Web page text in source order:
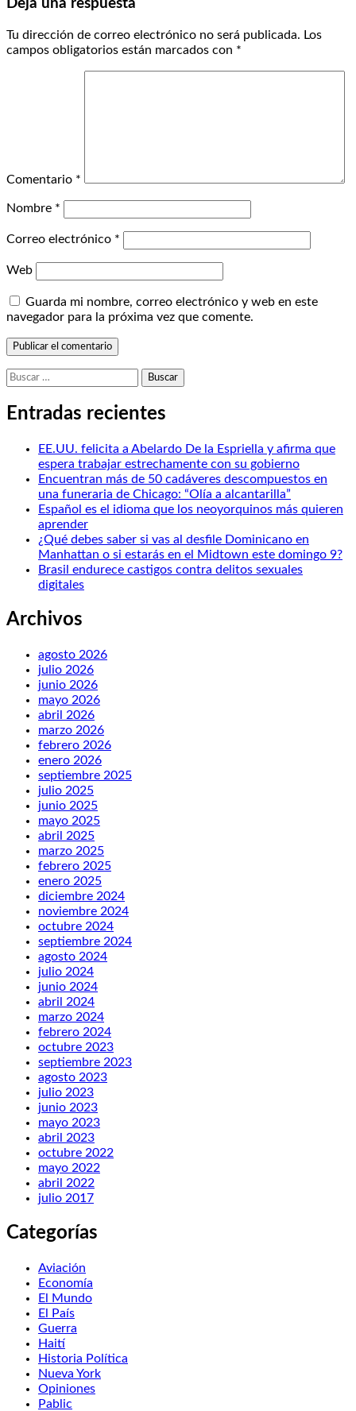
Deja una respuesta
Tu dirección de correo electrónico no será publicada. Los
campos obligatorios están marcados con *
Comentario *
Nombre *
Correo electrónico *
Web
Guarda mi nombre, correo electrónico y web en este
navegador para la próxima vez que comente.
Buscar:
Entradas recientes
EE.UU. felicita a Abelardo De la Espriella y afirma que
espera trabajar estrechamente con su gobierno
Encuentran más de 50 cadáveres descompuestos en
una funeraria de Chicago: “Olía a alcantarilla”
Español es el idioma que los neoyorquinos más quieren
aprender
¿Qué debes saber si vas al desfile Dominicano en
Manhattan o si estarás en el Midtown este domingo 9?
Brasil endurece castigos contra delitos sexuales
digitales
Archivos
agosto 2026
julio 2026
junio 2026
mayo 2026
abril 2026
marzo 2026
febrero 2026
enero 2026
septiembre 2025
julio 2025
junio 2025
mayo 2025
abril 2025
marzo 2025
febrero 2025
enero 2025
diciembre 2024
noviembre 2024
octubre 2024
septiembre 2024
agosto 2024
julio 2024
junio 2024
abril 2024
marzo 2024
febrero 2024
octubre 2023
septiembre 2023
agosto 2023
julio 2023
junio 2023
mayo 2023
abril 2023
octubre 2022
mayo 2022
abril 2022
julio 2017
Categorías
Aviación
Economía
El Mundo
El País
Guerra
Haití
Historia Política
Nueva York
Opiniones
Pablic